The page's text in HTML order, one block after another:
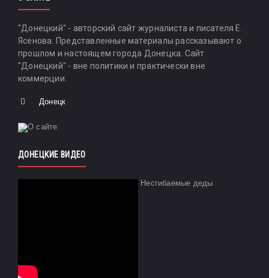
"Донецкий" - авторский сайт журналиста и писателя Е.
Ясенова. Представленные материалы рассказывают о
прошлом и настоящем города Донецка. Сайт
"Донецкий" - вне политики и практически вне
коммерции.
Донецк
ДОНЕЦКИЕ ВИДЕО
Несгибаемые деды